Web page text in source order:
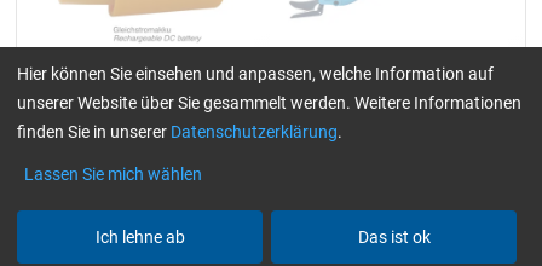
ab54,50/ Stück/pc. 225,05/ Stück/pc.
Hier können Sie einsehen und anpassen, welche Information auf
unserer Website über Sie gesammelt werden. Weitere Informationen
finden Sie in unserer Datenschutzerklärung.
Lassen Sie mich wählen
Ich lehne ab Das ist ok